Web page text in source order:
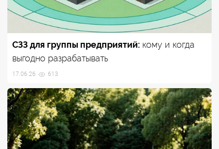
СЗЗ для группы предприятий: кому и когда
выгодно разрабатывать
17.06.26 613